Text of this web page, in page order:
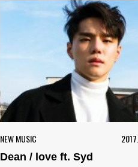
NEW MUSIC
Dean / love ft. Syd